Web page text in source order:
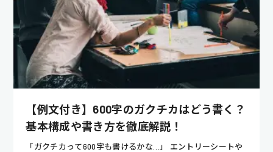
【例文付き】600字のガクチカはどう書く？
基本構成や書き方を徹底解説！
「ガクチカって600字も書けるかな…」 エントリーシートや